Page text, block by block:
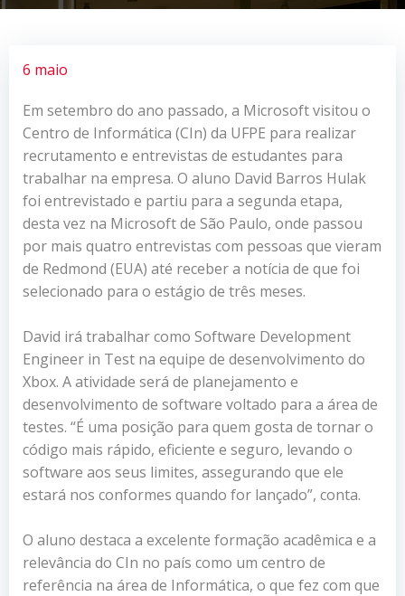
6 maio
Em setembro do ano passado, a Microsoft visitou o
Centro de Informática (CIn) da UFPE para realizar
recrutamento e entrevistas de estudantes para
trabalhar na empresa. O aluno David Barros Hulak
foi entrevistado e partiu para a segunda etapa,
desta vez na Microsoft de São Paulo, onde passou
por mais quatro entrevistas com pessoas que vieram
de Redmond (EUA) até receber a notícia de que foi
selecionado para o estágio de três meses.
David irá trabalhar como Software Development
Engineer in Test na equipe de desenvolvimento do
Xbox. A atividade será de planejamento e
desenvolvimento de software voltado para a área de
testes. “É uma posição para quem gosta de tornar o
código mais rápido, eficiente e seguro, levando o
software aos seus limites, assegurando que ele
estará nos conformes quando for lançado”, conta.
O aluno destaca a excelente formação acadêmica e a
relevância do CIn no país como um centro de
referência na área de Informática, o que fez com que